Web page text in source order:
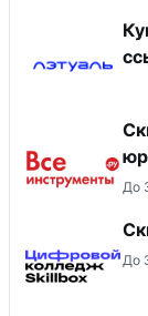
До
До